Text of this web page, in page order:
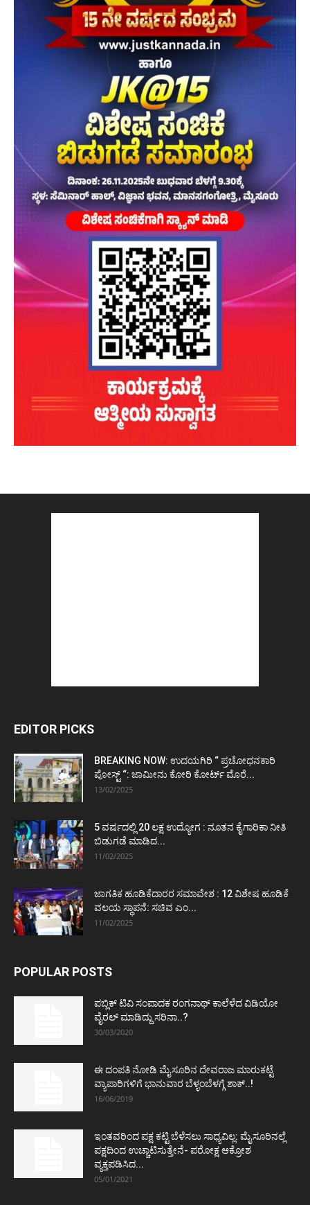
EDITOR PICKS
BREAKING NOW: ಉದಯಗಿರಿ “ ಪ್ರಚೋಧನಕಾರಿ
ಪೋಸ್ಟ್‌ “: ಜಾಮೀನು ಕೋರಿ ಕೋರ್ಟ್‌ ಮೊರೆ...
13/02/2025
5 ವರ್ಷದಲ್ಲಿ 20 ಲಕ್ಷ ಉದ್ಯೋಗ : ನೂತನ ಕೈಗಾರಿಕಾ ನೀತಿ
ಬಿಡುಗಡೆ ಮಾಡಿದ...
11/02/2025
ಜಾಗತಿಕ ಹೂಡಿಕೆದಾರರ ಸಮಾವೇಶ : 12 ವಿಶೇಷ ಹೂಡಿಕೆ
ವಲಯ ಸ್ಥಾಪನೆ: ಸಚಿವ ಎಂ...
11/02/2025
POPULAR POSTS
ಪಬ್ಲಿಕ್ ಟಿವಿ ಸಂಪಾದಕ ರಂಗನಾಥ್ ಕಾಲೆಳೆದ ವಿಡಿಯೋ
ವೈರಲ್ ಮಾಡಿದ್ದು ಸರಿನಾ..?
30/03/2020
ಈ ದಂಪತಿ ನೋಡಿ ಮೈಸೂರಿನ ದೇವರಾಜ ಮಾರುಕಟ್ಟೆ
ವ್ಯಾಪಾರಿಗಳಿಗೆ ಭಾನುವಾರ ಬೆಳ್ಳಂಬೆಳಗ್ಗೆ ಶಾಕ್..!
16/06/2019
ಇಂತವರಿಂದ ಪಕ್ಷ ಕಟ್ಟಿ ಬೆಳೆಸಲು ಸಾಧ್ಯವಿಲ್ಲ: ಮೈಸೂರಿನಲ್ಲೆ
ಪಕ್ಷದಿಂದ ಉಚ್ಚಾಟಿಸುತ್ತೇನೆ- ಪರೋಕ್ಷ ಆಕ್ರೋಶ
ವ್ಯಕ್ತಪಡಿಸಿದ...
05/01/2021